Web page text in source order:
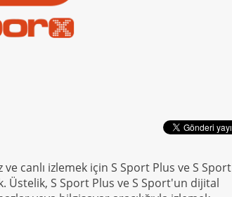
canlı izlemek için S Sport Plus ve S Sport
Üstelik, S Sport Plus ve S Sport'un dijital